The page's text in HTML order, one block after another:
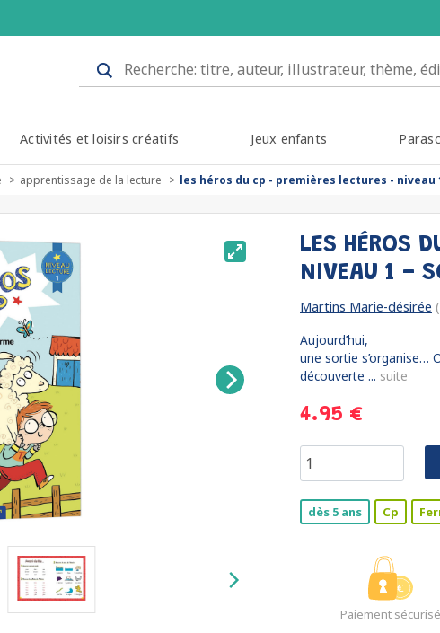
Activités et loisirs créatifs Jeux enfants
apprentissage de la lecture les héros du cp - premières lectures -
LES HÉROS
NIVEAU 1 -
Martins Marie-désirée
Aujourd’hui,
une sortie s’organise…
découverte ... suite
4.95 €
dès 5 ans Cp
Paiement sécurisé